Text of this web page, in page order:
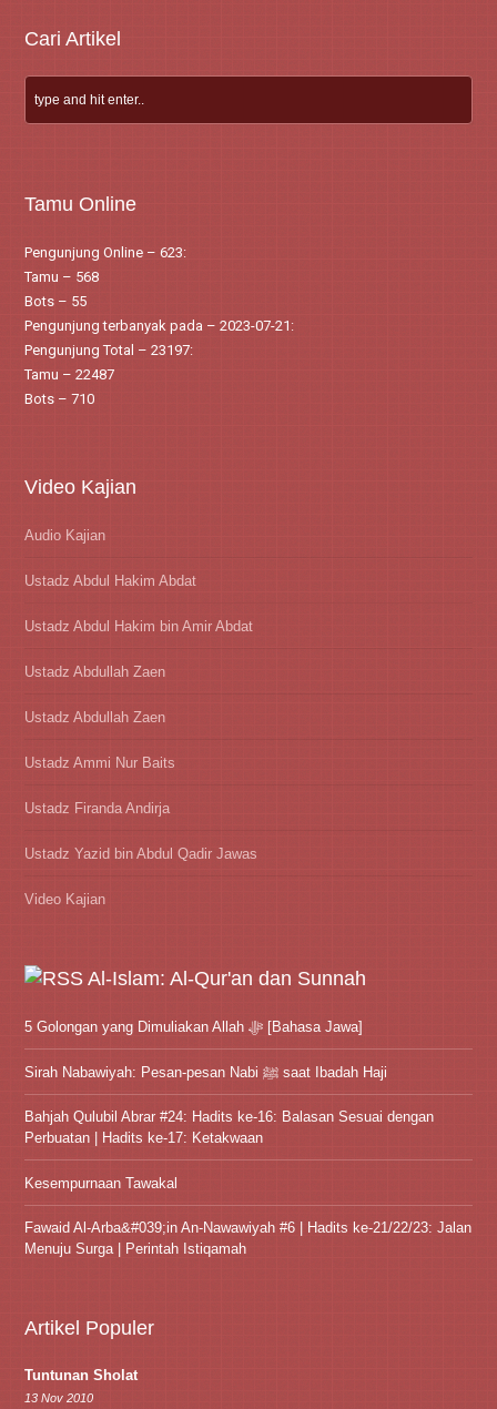
Cari Artikel
Tamu Online
Pengunjung Online – 623:
Tamu – 568
Bots – 55
Pengunjung terbanyak pada – 2023-07-21:
Pengunjung Total – 23197:
Tamu – 22487
Bots – 710
Video Kajian
Audio Kajian
Ustadz Abdul Hakim Abdat
Ustadz Abdul Hakim bin Amir Abdat
Ustadz Abdullah Zaen
Ustadz Abdullah Zaen
Ustadz Ammi Nur Baits
Ustadz Firanda Andirja
Ustadz Yazid bin Abdul Qadir Jawas
Video Kajian
Al-Islam: Al-Qur'an dan Sunnah
5 Golongan yang Dimuliakan Allah ﷻ [Bahasa Jawa]
Sirah Nabawiyah: Pesan-pesan Nabi ﷺ saat Ibadah Haji
Bahjah Qulubil Abrar #24: Hadits ke-16: Balasan Sesuai dengan
Perbuatan | Hadits ke-17: Ketakwaan
Kesempurnaan Tawakal
Fawaid Al-Arba&#039;in An-Nawawiyah #6 | Hadits ke-21/22/23: Jalan
Menuju Surga | Perintah Istiqamah
Artikel Populer
Tuntunan Sholat
13 Nov 2010